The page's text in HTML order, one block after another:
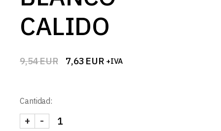
CALIDO
9,54EUR
El
9,54 EUR.
7,63 EUR
El
7,63 EUR.
+IVA
Cantidad:
DOWNLIGHT LED BLANCO MATE REDONDO 6W
-
+